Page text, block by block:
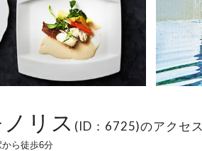
リス (ID：6725)のアクセス
ら徒歩6分